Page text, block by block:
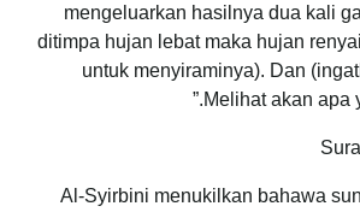
mengeluarkan hasilnya dua kali
ditimpa hujan lebat maka hujan
untuk menyiraminya). Dan
Melihat akan apa
Al-Syirbini menukilkan bahawa